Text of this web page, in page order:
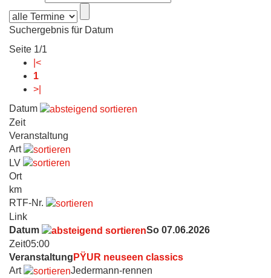
Suchergebnis für Datum
Seite 1/1
|<
1
>|
Datum
Zeit
Veranstaltung
Art
LV
Ort
km
RTF-Nr.
Link
Datum
So 07.06.2026
Zeit05:00
Veranstaltung PŸUR neuseen classics
Art
Jedermann-rennen